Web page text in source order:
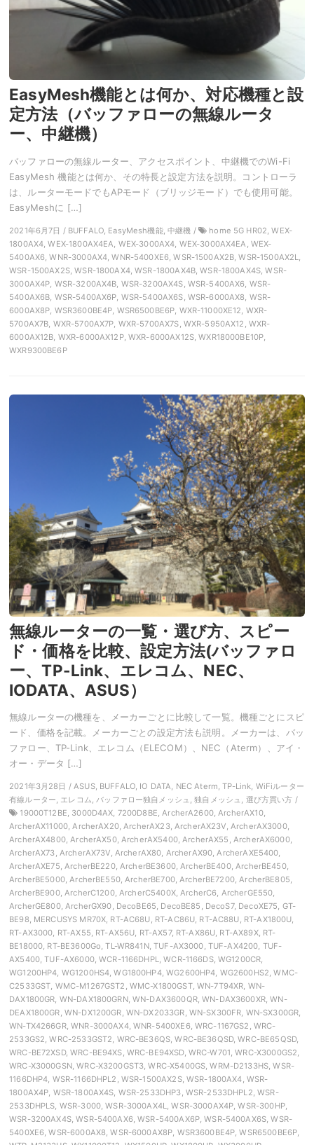
EasyMesh機能とは何か、対応機種と設
定方法（バッファローの無線ルータ
ー、中継機）
バッファローの無線ルーター、アクセスポイント、中継機でのWi-Fi
EasyMesh 機能とは何か、その特長と設定方法を説明。コントローラ
は、ルーターモードでもAPモード（ブリッジモード）でも使用可能。
EasyMeshに […]
2021年6月7日 / BUFFALO, EasyMesh機能, 中継機 /
home 5G HR02, WEX-
1800AX4, WEX-1800AX4EA, WEX-3000AX4, WEX-3000AX4EA, WEX-
5400AX6, WNR-3000AX4, WNR-5400XE6, WSR-1500AX2B, WSR-1500AX2L,
WSR-1500AX2S, WSR-1800AX4, WSR-1800AX4B, WSR-1800AX4S, WSR-
3000AX4P, WSR-3200AX4B, WSR-3200AX4S, WSR-5400AX6, WSR-
5400AX6B, WSR-5400AX6P, WSR-5400AX6S, WSR-6000AX8, WSR-
6000AX8P, WSR3600BE4P, WSR6500BE6P, WXR-11000XE12, WXR-
5700AX7B, WXR-5700AX7P, WXR-5700AX7S, WXR-5950AX12, WXR-
6000AX12B, WXR-6000AX12P, WXR-6000AX12S, WXR18000BE10P,
WXR9300BE6P
無線ルーターの一覧・選び方、スピー
ド・価格を比較、設定方法(バッファロ
ー、TP-Link、エレコム、NEC、
IODATA、ASUS）
無線ルーターの機種を、メーカーごとに比較して一覧。機種ごとにスピ
ード、価格を記載。メーカーごとの設定方法も説明。メーカーは、バッ
ファロー、TP-Link、エレコム（ELECOM）、NEC（Aterm）、アイ・
オー・データ […]
2021年3月28日 / ASUS, BUFFALO, IO DATA, NEC Aterm, TP-Link, WiFiルーター
有線ルーター, エレコム, バッファロー独自メッシュ, 独自メッシュ, 選び方買い方 /
19000T12BE, 3000D4AX, 7200D8BE, ArcherA2600, ArcherAX10,
ArcherAX11000, ArcherAX20, ArcherAX23, ArcherAX23V, ArcherAX3000,
ArcherAX4800, ArcherAX50, ArcherAX5400, ArcherAX55, ArcherAX6000,
ArcherAX73, ArcherAX73V, ArcherAX80, ArcherAX90, ArcherAXE5400,
ArcherAXE75, ArcherBE220, ArcherBE3600, ArcherBE400, ArcherBE450,
ArcherBE5000, ArcherBE550, ArcherBE700, ArcherBE7200, ArcherBE805,
ArcherBE900, ArcherC1200, ArcherC5400X, ArcherC6, ArcherGE550,
ArcherGE800, ArcherGX90, DecoBE65, DecoBE85, DecoS7, DecoXE75, GT-
BE98, MERCUSYS MR70X, RT-AC68U, RT-AC86U, RT-AC88U, RT-AX1800U,
RT-AX3000, RT-AX55, RT-AX56U, RT-AX57, RT-AX86U, RT-AX89X, RT-
BE18000, RT-BE3600Go, TL-WR841N, TUF-AX3000, TUF-AX4200, TUF-
AX5400, TUF-AX6000, WCR-1166DHPL, WCR-1166DS, WG1200CR,
WG1200HP4, WG1200HS4, WG1800HP4, WG2600HP4, WG2600HS2, WMC-
C2533GST, WMC-M1267GST2, WMC-X1800GST, WN-7T94XR, WN-
DAX1800GR, WN-DAX1800GRN, WN-DAX3600QR, WN-DAX3600XR, WN-
DEAX1800GR, WN-DX1200GR, WN-DX2033GR, WN-SX300FR, WN-SX300GR,
WN-TX4266GR, WNR-3000AX4, WNR-5400XE6, WRC-1167GS2, WRC-
2533GS2, WRC-2533GST2, WRC-BE36QS, WRC-BE36QSD, WRC-BE65QSD,
WRC-BE72XSD, WRC-BE94XS, WRC-BE94XSD, WRC-W701, WRC-X3000GS2,
WRC-X3000GSN, WRC-X3200GST3, WRC-X5400GS, WRM-D2133HS, WSR-
1166DHP4, WSR-1166DHPL2, WSR-1500AX2S, WSR-1800AX4, WSR-
1800AX4P, WSR-1800AX4S, WSR-2533DHP3, WSR-2533DHPL2, WSR-
2533DHPLS, WSR-3000, WSR-3000AX4L, WSR-3000AX4P, WSR-300HP,
WSR-3200AX4S, WSR-5400AX6, WSR-5400AX6P, WSR-5400AX6S, WSR-
5400XE6, WSR-6000AX8, WSR-6000AX8P, WSR3600BE4P, WSR6500BE6P,